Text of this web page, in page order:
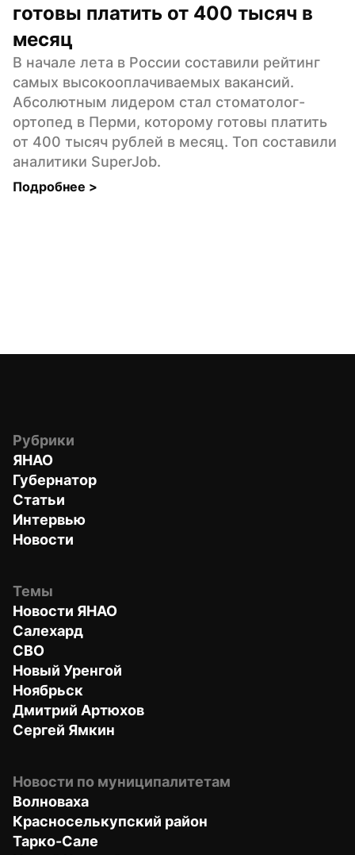
готовы платить от 400 тысяч в
месяц
В начале лета в России составили рейтинг
самых высокооплачиваемых вакансий.
Абсолютным лидером стал стоматолог-
ортопед в Перми, которому готовы платить
от 400 тысяч рублей в месяц. Топ составили
аналитики SuperJob.
Подробнее >
Рубрики
ЯНАО
Губернатор
Статьи
Интервью
Новости
Темы
Новости ЯНАО
Салехард
СВО
Новый Уренгой
Ноябрьск
Дмитрий Артюхов
Сергей Ямкин
Новости по муниципалитетам
Волноваха
Красноселькупский район
Тарко-Сале